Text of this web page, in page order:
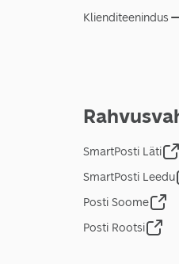
Klienditeenindus
SmartPosti Läti
SmartPosti Leedu
Posti Soome
Posti Rootsi